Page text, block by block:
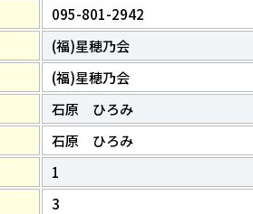
095-801-2942
(福)星穂乃会
(福)星穂乃会
石原 ひろみ
石原 ひろみ
1
3